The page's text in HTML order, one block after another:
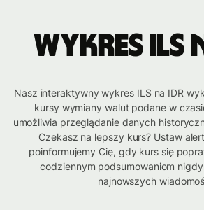
Wykres ILS
Nasz interaktywny wykres ILS na IDR
kursy wymiany walut podane w
umożliwia przeglądanie danych
Czekasz na lepszy kurs? Ustaw
poinformujemy Cię, gdy kurs się
codziennym podsumowaniom
najnowszych